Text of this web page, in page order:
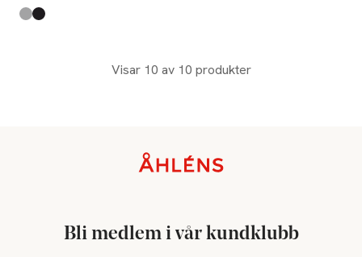
Produkten finns i färgerna:
Light Grey Melange
Black Beauty
Visar 10 av 10 produkter
Bli medlem i vår kundklubb